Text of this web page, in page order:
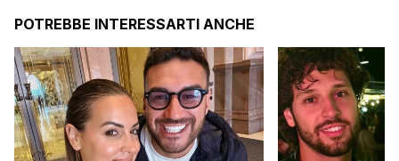
POTREBBE INTERESSARTI ANCHE